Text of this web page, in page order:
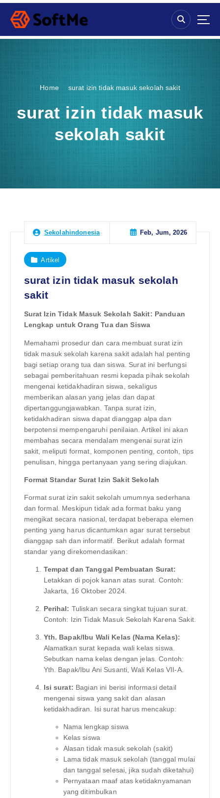
S
p
Home surat izin tidak masuk sekolah sakit
surat izin tidak masuk
sekolah sakit
Sekolahindonesia Feb, Jum, 2026
Artikel
surat izin tidak masuk sekolah
sakit
Surat Izin Tidak Masuk Sekolah Sakit: Panduan
Lengkap untuk Orang Tua dan Siswa
Memahami prosedur dan cara membuat surat izin
tidak masuk sekolah karena sakit adalah hal penting
bagi setiap orang tua dan siswa. Surat ini berfungsi
sebagai pemberitahuan resmi kepada pihak sekolah
mengenai ketidakhadiran siswa, sekaligus
memberikan alasan yang jelas dan dapat
dipertanggungjawabkan. Tanpa surat izin,
ketidakhadiran siswa dapat dianggap alpa dan
berpotensi mempengaruhi penilaian. Artikel ini akan
membahas secara mendalam mengenai surat izin
sakit, meliputi format, komponen penting, contoh, tips
penulisan, hingga pertanyaan yang sering diajukan.
Format Standar Surat Izin Sakit Sekolah
Format surat izin sakit sekolah umumnya sederhana
dan formal. Meskipun tidak ada format baku yang
mengikat secara nasional, terdapat beberapa elemen
penting yang harus dicantumkan agar surat tersebut
dianggap sah dan informatif. Berikut adalah format
standar yang direkomendasikan:
Tempat dan Tanggal Pembuatan Surat:
Letakkan di pojok kanan atas surat. Contoh:
Jakarta, 16 Oktober 2024.
Perihal: Tuliskan secara singkat tujuan surat.
Contoh: Izin Tidak Masuk Sekolah Karena Sakit.
Yth. Bapak/Ibu Wali Kelas (Nama Kelas):
Alamatkan surat kepada wali kelas siswa.
Sebutkan nama kelas dengan jelas. Contoh:
Yth. Bapak/Ibu Ani Susanti, Wali Kelas VII-A.
Isi surat: Bagian ini berisi informasi detail
mengenai siswa yang sakit dan alasan
ketidakhadiran. Isi surat harus mencakup:
Nama lengkap siswa
Kelas siswa
Alasan tidak masuk sekolah (sakit)
Lama tidak masuk sekolah (tanggal mulai
dan tanggal selesai, jika sudah diketahui)
Pernyataan maaf atas ketidaknyamanan
yang ditimbulkan